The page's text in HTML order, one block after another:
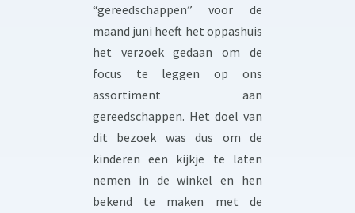
“gereedschappen” voor de
maand juni heeft het oppashuis
het verzoek gedaan om de
focus te leggen op ons
assortiment aan
gereedschappen. Het doel van
dit bezoek was dus om de
kinderen een kijkje te laten
nemen in de winkel en hen
bekend te maken met de